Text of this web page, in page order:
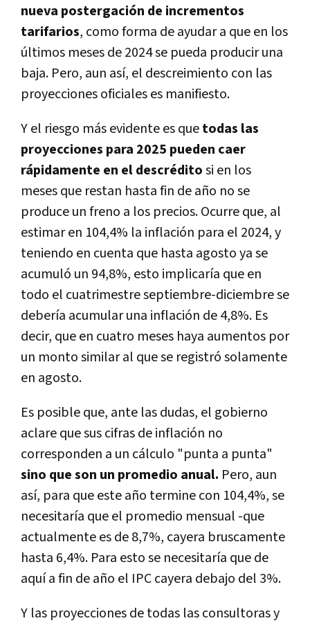
nueva postergación de incrementos
tarifarios, como forma de ayudar a que en los
últimos meses de 2024 se pueda producir una
baja. Pero, aun así, el descreimiento con las
proyecciones oficiales es manifiesto.
Y el riesgo más evidente es quetodas las
proyecciones para 2025 pueden caer
rápidamente en el descréditosi en los
meses que restan hasta fin de año no se
produce un freno a los precios. Ocurre que, al
estimar en 104,4% la inflación para el 2024, y
teniendo en cuenta que hasta agosto ya se
acumuló un 94,8%, esto implicaría que en
todo el cuatrimestre septiembre-diciembre se
debería acumular una inflación de 4,8%. Es
decir, que en cuatro meses haya aumentos por
un monto similar al que se registró solamente
en agosto.
Es posible que, ante las dudas, el gobierno
aclare que sus cifras de inflación no
corresponden a un cálculo "punta a punta"
sino que son un promedio anual. Pero, aun
así, para que este año termine con 104,4%, se
necesitaría que el promedio mensual -que
actualmente es de 8,7%, cayera bruscamente
hasta 6,4%. Para esto se necesitaría que de
aquí a fin de año el IPC cayera debajo del 3%.
Y las proyecciones de todas las consultoras y